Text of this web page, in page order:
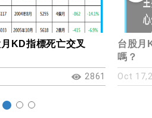
KD指標死亡交叉
2861
台股月
嗎？
Oct